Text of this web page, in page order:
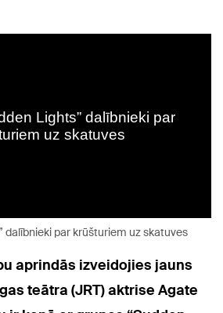
dalībnieki par krūšturiem uz skatuves
aprindās izveidojies jauns
teātra (JRT) aktrise Agate